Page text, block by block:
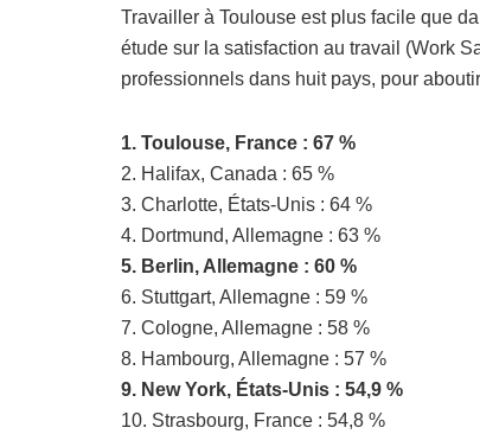
Travailler à Toulouse est plus facile que
étude sur la satisfaction au travail (Work
professionnels dans huit pays, pour
1. Toulouse, France : 67 %
2. Halifax, Canada : 65 %
3. Charlotte, États-Unis : 64 %
4. Dortmund, Allemagne : 63 %
5. Berlin, Allemagne : 60 %
6. Stuttgart, Allemagne : 59 %
7. Cologne, Allemagne : 58 %
8. Hambourg, Allemagne : 57 %
9. New York, États-Unis : 54,9 %
10. Strasbourg, France : 54,8 %